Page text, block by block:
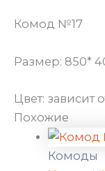
Комод №17
Размер: 850*
Цвет: зависит
Похожие
Комоды